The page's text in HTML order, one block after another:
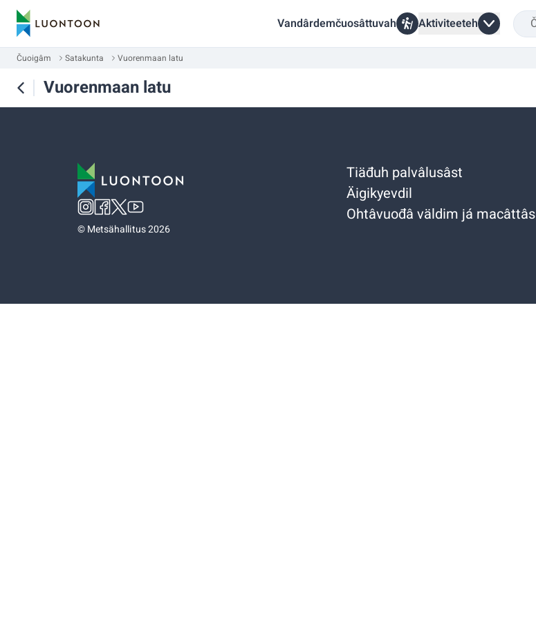
Vandârdemčuosâttuvah Aktiviteeteh
Čuoigâm Satakunta Vuorenmaan latu
Vuorenmaan latu
©Metsähallitus 2026
Tiäđuh palvâlusâst
Äigikyevdil
Ohtâvuođâ väldim já macâttâs